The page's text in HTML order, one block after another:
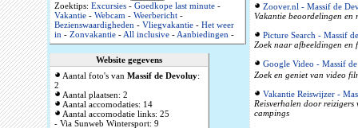
Zoektips: Excursies- Goedkope last minute-
Vakantie- Webcam- Weerbericht-
Bezienswaardigheden- Vliegvakantie- Het weer
in- Zonvakantie-All inclusive-Aanbiedingen-
Website gegevens
Aantal foto's van Massif de Devoluy:
2
Aantal plaatsen: 2
Aantal accomodaties: 14
Aantal accomodatie links: 25
- Via Sunweb Wintersport: 9
Zoover.nl - Massif de
Vakantie beoordelingen en
Picture Search - Massif
Zoek naar afbeeldingen en
Google Video - Massif
Zoek en geniet van video
Vakantie Reiswijzer -
Reisverhalen door reizigers
campings